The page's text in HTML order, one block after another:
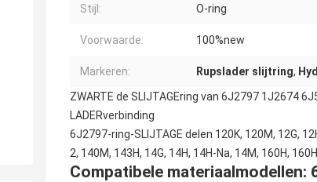
Stijl: O-ring
Voorwaarde: 100%new
Markeren: Rupslader slijtring,
ZWARTE de SLIJTAGEring van 6J2797 1J2674
LADERverbinding
6J2797-ring-SLIJTAGE delen 120K, 120M, 12G,
2, 140M, 143H, 14G, 14H, 14H-Na, 14M, 160H,
Compatibele materiaalmodellen: